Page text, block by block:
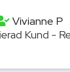
Vivianne P
Kund -